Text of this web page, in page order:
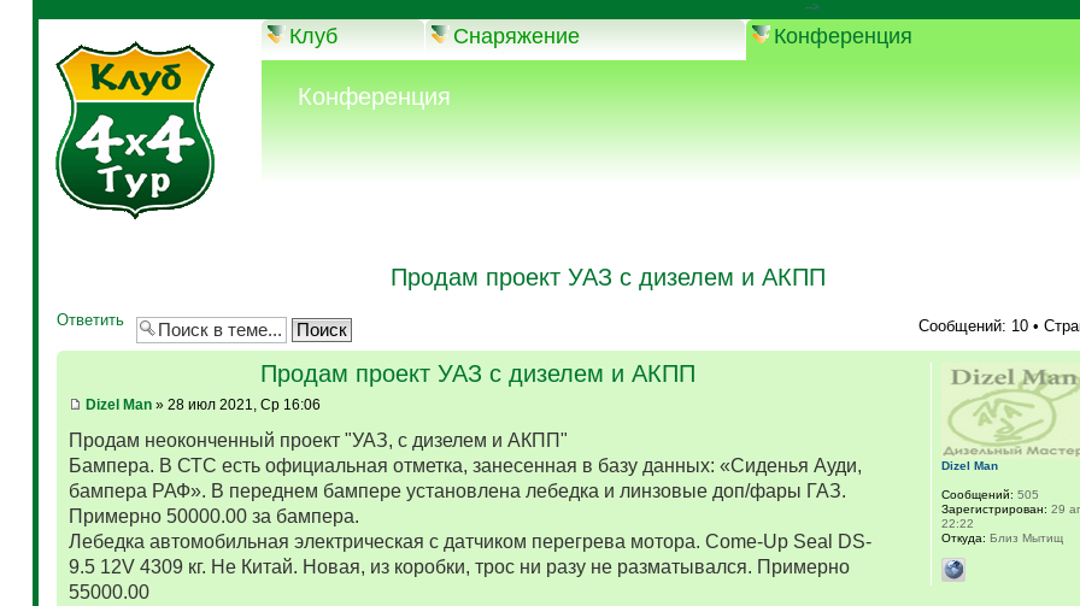
-->
Клуб Снаряжение Конференция
Конференция
Продам проект УАЗ с дизелем и АКПП
Ответить Сообщений: 10 •
Продам проект УАЗ с дизелем и АКПП
Dizel Man» 28 июл 2021, Ср 16:06
Продам неоконченный проект "УАЗ, с дизелем и АКПП"
Бампера. В СТС есть официальная отметка, занесенная в базу данных: «Сиденья Ауди,
бампера РАФ». В переднем бампере установлена лебедка и линзовые доп/фары ГАЗ.
Примерно 50000.00 за бампера.
Лебедка автомобильная электрическая с датчиком перегрева мотора. Come-Up Seal DS-
9.5 12V 4309 кг. Не Китай. Новая, из коробки, трос ни разу не разматывался. Примерно
55000.00
Dizel Man
Сообщений: 505
Зарегистрирован: 29
22:22
Откуда: Близ Мытищ